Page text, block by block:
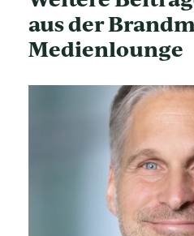
aus der
Medienlounge